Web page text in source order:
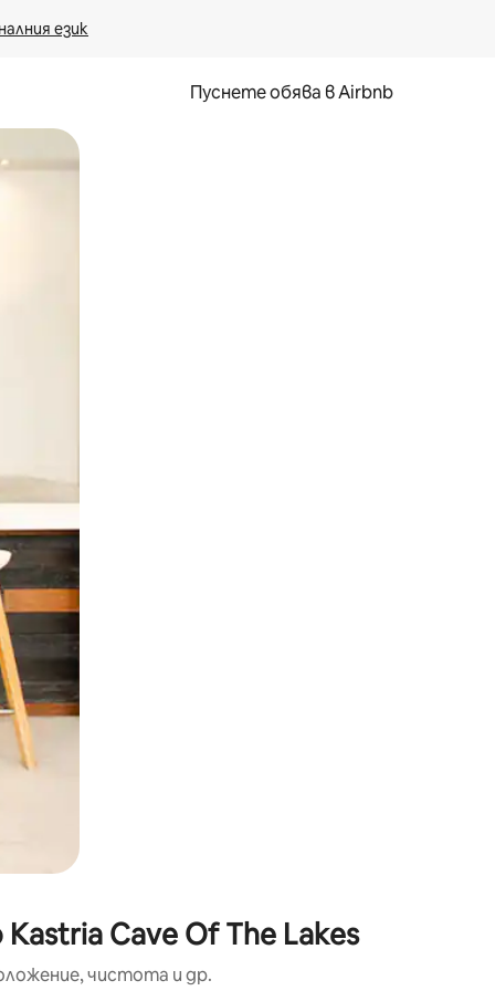
език
Пуснете обява в Airbnb
или плъзгане.
Cave Of The Lakes
чистота и др.